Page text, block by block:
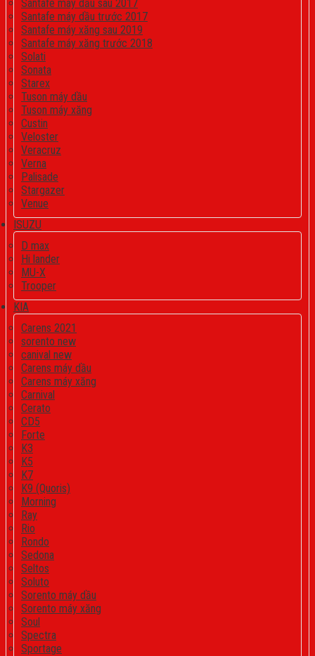
Santafe máy dầu sau 2017
Santafe máy dầu trước 2017
Santafe máy xăng sau 2019
Santafe máy xăng trước 2018
Solati
Sonata
Starex
Tuson máy dầu
Tuson máy xăng
Custin
Veloster
Veracruz
Verna
Palisade
Stargazer
Venue
ISUZU
D max
Hi lander
MU-X
Trooper
KIA
Carens 2021
sorento new
canival new
Carens máy dầu
Carens máy xăng
Carnival
Cerato
CD5
Forte
K3
K5
K7
K9 (Quoris)
Morning
Ray
Rio
Rondo
Sedona
Seltos
Soluto
Sorento máy dầu
Sorento máy xăng
Soul
Spectra
Sportage